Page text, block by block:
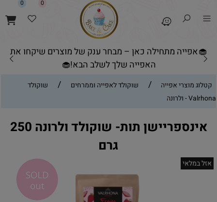
🧁אפייה מתחילה כאן – מבחר ענק של מוצרים שיקחו את
האפייה שלך לשלב הבא!🧁
0 0
קטלוג מוצרי אפייה / שוקולד לאפייה וממרחים /
שוקולד
Valrhona - ולרונה
אינספריישן תות- שוקולד ולרונה 250
גרם
אזל במלאי